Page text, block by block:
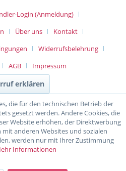
Login (Anmeldung)
Über uns
Kontakt
Widerrufsbelehrung
AGB Impressum
erklären
die für den technischen Betrieb der
gesetzt werden. Andere Cookies, die
Website erhöhen, der Direktwerbung
anderen Websites und sozialen
werden nur mit Ihrer Zustimmung
Informationen